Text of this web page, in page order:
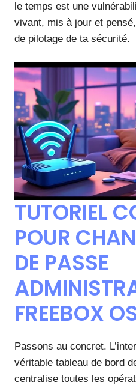
le temps est une
vivant, mis à jour et
de pilotage de ta sécurité.
TUTORIEL
POUR
DE PASSE
FREEBOX
Passons au concret.
véritable tableau de bord
centralise toutes les